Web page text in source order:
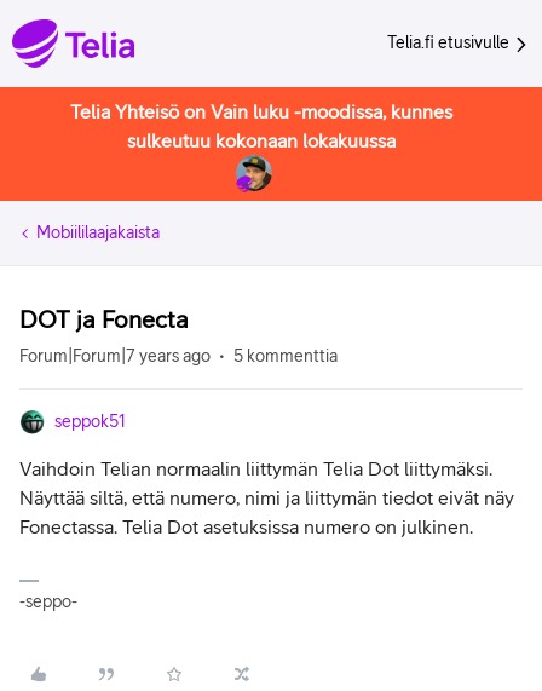
Telia.fi etusivulle
Telia Yhteisö on Vain luku -moodissa, kunnes
sulkeutuu kokonaan lokakuussa
Mobiililaajakaista
DOT ja Fonecta
Forum|Forum|7 years ago 5 kommenttia
seppok51
Vaihdoin Telian normaalin liittymän Telia Dot liittymäksi.
Näyttää siltä, että numero, nimi ja liittymän tiedot eivät näy
Fonectassa. Telia Dot asetuksissa numero on julkinen.
-seppo-